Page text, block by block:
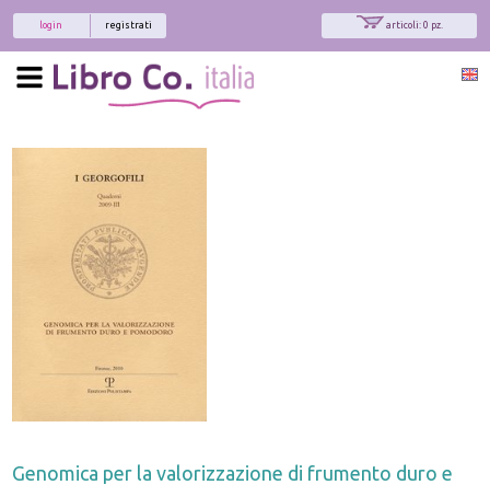
articoli: 0 pz.
registrati
login
Genomica per la valorizzazione di frumento duro e